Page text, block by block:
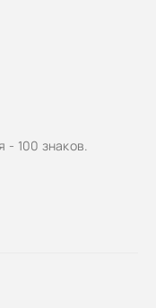
100 знаков.